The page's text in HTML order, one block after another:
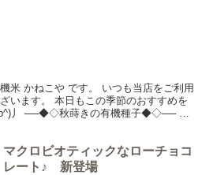
米 かねこや です。 いつも当店をご利用
います。 本日もこの季節のおすすめを
丿 ──◆◇秋蒔きの有機種子◆◇── 秋
マクロビオティックなローチョコ
レート♪ 新登場